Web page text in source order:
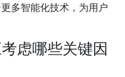
多智能化技术，为用户
虑哪些关键因